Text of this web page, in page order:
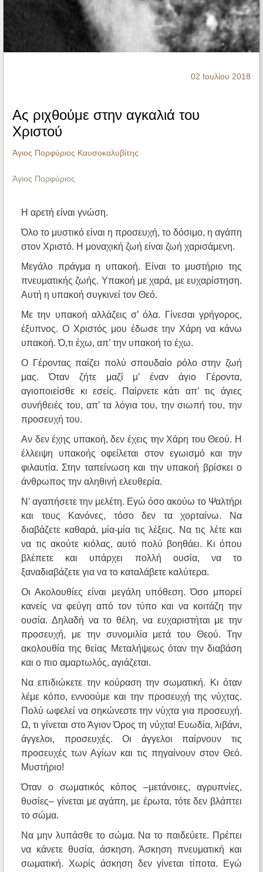
02 Ιουλίου 2018
Ας ριχθούμε στην αγκαλιά του
Χριστού
Άγιος Πορφύριος Καυσοκαλυβίτης
Άγιος Πορφύριος
Η αρετή είναι γνώση.
Όλο το μυστικό είναι η προσευχή, το δόσιμο, η αγάπη
στον Χριστό. Η μοναχική ζωή είναι ζωή χαρισάμενη.
Μεγάλο πράγμα η υπακοή. Είναι το μυστήριο της
πνευματικής ζωής. Υπακοή με χαρά, με ευχαρίστηση.
Αυτή η υπακοή συγκινεί τον Θεό.
Με την υπακοή αλλάζεις σ’ όλα. Γίνεσαι γρήγορος,
έξυπνος. Ο Χριστός μου έδωσε την Χάρη να κάνω
υπακοή. Ό,τι έχω, απ’ την υπακοή το έχω.
Ο Γέροντας παίζει πολύ σπουδαίο ρόλο στην ζωή
μας. Όταν ζήτε μαζί μ’ έναν άγιο Γέροντα,
αγιοποιείσθε κι εσείς. Παίρνετε κάτι απ’ τις άγιες
συνήθειές του, απ’ τα λόγια του, την σιωπή του, την
προσευχή του.
Αν δεν έχης υπακοή, δεν έχεις την Χάρη του Θεού. Η
έλλειψη υπακοής οφείλεται στον εγωισμό και την
φιλαυτία. Στην ταπείνωση και την υπακοή βρίσκει ο
άνθρωπος την αληθινή ελευθερία.
Ν’ αγαπήσετε την μελέτη. Εγώ όσο ακούω το Ψαλτήρι
και τους Κανόνες, τόσο δεν τα χορταίνω. Να
διαβάζετε καθαρά, μία-μία τις λέξεις. Να τις λέτε και
να τις ακούτε κιόλας, αυτό πολύ βοηθάει. Κι όπου
βλέπετε και υπάρχει πολλή ουσία, να το
ξαναδιαβάζετε για να το καταλάβετε καλύτερα.
Οι Ακολουθίες είναι μεγάλη υπόθεση. Όσο μπορεί
κανείς να φεύγη από τον τύπο και να κοιτάζη την
ουσία. Δηλαδή να το θέλη, να ευχαριστήται με την
προσευχή, με την συνομιλία μετά του Θεού. Την
ακολουθία της θείας Μεταλήψεως όταν την διαβάση
και ο πιο αμαρτωλός, αγιάζεται.
Να επιδιώκετε την κούραση την σωματική. Κι όταν
λέμε κόπο, εννοούμε και την προσευχή της νύχτας.
Πολύ ωφελεί να σηκώνεστε την νύχτα για προσευχή.
Ω, τι γίνεται στο Άγιον Όρος τη νύχτα! Ευωδία, λιβάνι,
άγγελοι, προσευχές. Οι άγγελοι παίρνουν τις
προσευχές των Αγίων και τις πηγαίνουν στον Θεό.
Μυστήριο!
Όταν ο σωματικός κόπος –μετάνοιες, αγρυπνίες,
θυσίες– γίνεται με αγάπη, με έρωτα, τότε δεν βλάπτει
το σώμα.
Να μην λυπάσθε το σώμα. Να το παιδεύετε. Πρέπει
να κάνετε θυσία, άσκηση. Άσκηση πνευματική και
σωματική. Χωρίς άσκηση δεν γίνεται τίποτα. Εγώ